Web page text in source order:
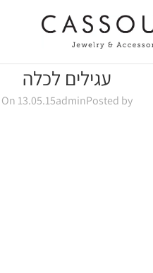
עגילים לכלה
Posted by
admin
On 13.05.15